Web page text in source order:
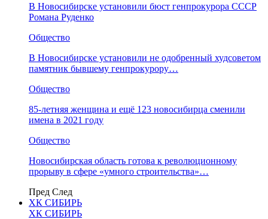
В Новосибирске установили бюст генпрокурора СССР
Романа Руденко
Общество
В Новосибирске установили не одобренный худсоветом
памятник бывшему генпрокурору…
Общество
85-летняя женщина и ещё 123 новосибирца сменили
имена в 2021 году
Общество
Новосибирская область готова к революционному
прорыву в сфере «умного строительства»…
Пред След
ХК СИБИРЬ
ХК СИБИРЬ